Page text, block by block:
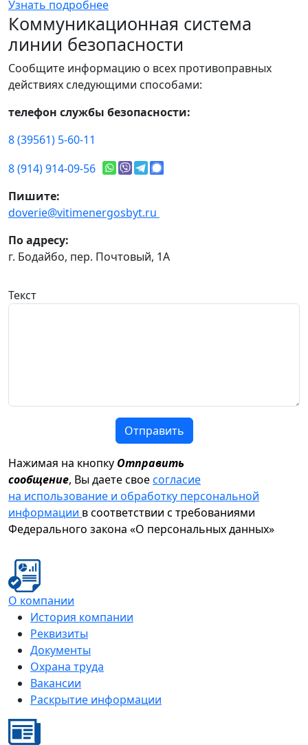
Узнать подробнее
Коммуникационная система
линии безопасности
Сообщите информацию о всех противоправных
действиях следующими способами:
телефон службы безопасности:
8 (39561) 5-60-11
8 (914) 914-09-56
Пишите:
doverie@vitimenergosbyt.ru
По адресу:
г. Бодайбо, пер. Почтовый, 1А
Текст
Отправить
Нажимая на кнопку Отправить
сообщение, Вы даете своесогласие
на использование и обработку персональной
информации в соответствии с требованиями
Федерального закона «О персональных данных»
О компании
История компании
Реквизиты
Документы
Охрана труда
Вакансии
Раскрытие информации